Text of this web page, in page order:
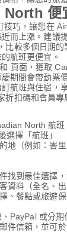
便
巧，讓您在
而上漲。建議
比較多個日期的
航班更便宜。
頁面，獲取
期間會帶動票
航班與住宿，
扣碼和會員
North 航班
選擇「航班」
地（例如：峇里
找到最佳選擇
料（全名、出
、餐點或旅遊
PayPal 或分期
件信箱，並可